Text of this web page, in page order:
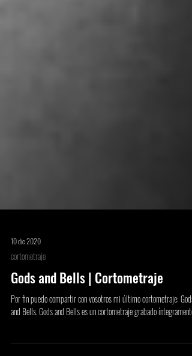
10 dic 2020
cortometraje
Gods and Bells | Cortometraje
and Bells. Gods and Bells es un cortometraje grabado íntegramente...